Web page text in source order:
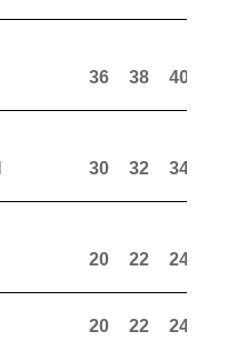
36 38 40
30 32 34
20 22 24
20 22 24